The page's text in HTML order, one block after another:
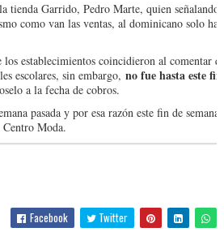
tienda Garrido, Pedro Marte, quien
como van las ventas, al dominicano solo
establecimientos coincidieron al comentar
escolares, sin embargo, no fue hasta este
a la fecha de cobros.
pasada y por esa razón este fin de
Centro Moda.
Facebook Twitter